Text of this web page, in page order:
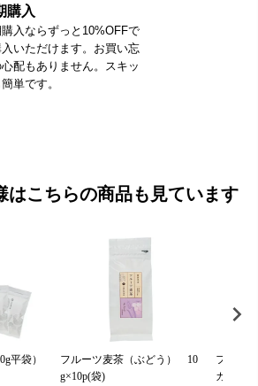
購入
購入ならずっと10%OFFで
入いただけます。お買い忘
配もありません。スキッ
単です。
はこちらの商品も見ています
平袋）
フルーツ麦茶（ぶどう） 10
g×10p(袋)
フルー
カット